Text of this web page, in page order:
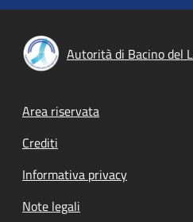
Autorità di Bacino del
Footer menu
Area riservata
Crediti
Informativa privacy
Note legali